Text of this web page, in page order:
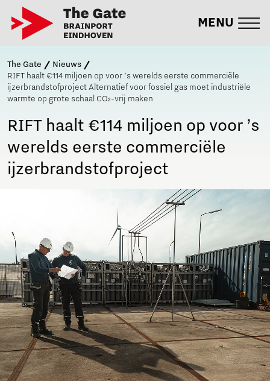
MENU
The Gate
Nieuws
RIFT haalt €114 miljoen op voor ’s werelds eerste commerciële
ijzerbrandstofproject Alternatief voor fossiel gas moet industriële
warmte op grote schaal CO₂-vrij maken
RIFT haalt €114 miljoen op voor ’s
werelds eerste commerciële
ijzerbrandstofproject